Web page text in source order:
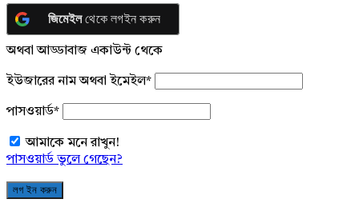
জিমেইলথেকে লগইন করুন
অথবা আড্ডাবাজ একাউন্ট থেকে
ইউজারের নাম অথবা ইমেইল*
পাসওয়ার্ড*
আমাকে মনে রাখুন!
পাসওয়ার্ড ভুলে গেছেন?